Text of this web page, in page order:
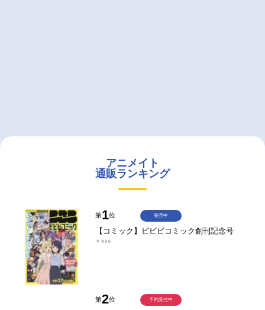
アニメイト
通販ランキング
第1位
【コミック】ビビビコミック創刊記念号
￥935
発売中
第2位 予約受付中